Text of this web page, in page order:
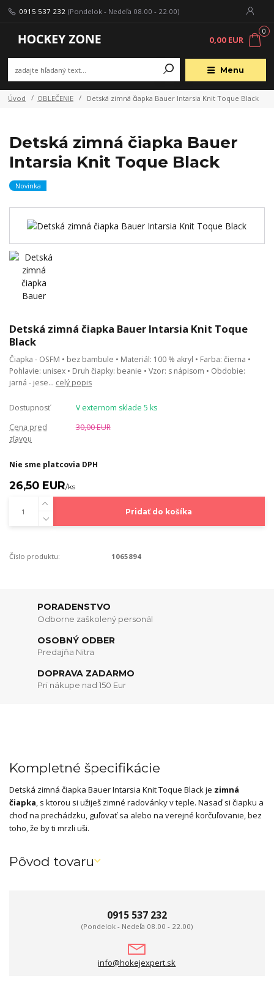
Menu
0915 537 232 (Pondelok - Nedeľa 08.00 - 22.00)
0
0,00 EUR
Úvod OBLEČENIE Detská zimná čiapka Bauer Intarsia Knit Toque Black
Detská zimná čiapka Bauer
Intarsia Knit Toque Black
Novinka
Detská zimná čiapka Bauer Intarsia Knit Toque
Black
Čiapka - OSFM • bez bambule • Materiál: 100 % akryl • Farba: čierna •
Pohlavie: unisex • Druh čiapky: beanie • Vzor: s nápisom • Obdobie:
jarná - jese... celý popis
Dostupnosť
V externom sklade 5 ks
Cena pred
zľavou
30,00 EUR
Nie sme platcovia DPH
26,50 EUR/ks
Pridať do košíka
Číslo produktu: 1065894
PORADENSTVO
Odborne zaškolený personál
OSOBNÝ ODBER
Predajňa Nitra
DOPRAVA ZADARMO
Pri nákupe nad 150 Eur
Kompletné špecifikácie
Detská zimná čiapka Bauer Intarsia Knit Toque Black je zimná
čiapka, s ktorou si užiješ zimné radovánky v teple. Nasaď si čiapku a
choď na prechádzku, guľovať sa alebo na verejné korčuľovanie, bez
toho, že by ti mrzli uši.
Pôvod tovaru
0915 537 232
(Pondelok - Nedeľa 08.00 - 22.00)
info@hokejexpert.sk